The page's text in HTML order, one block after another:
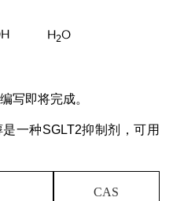
写即将完成。
一种SGLT2抑制剂，可用
CAS